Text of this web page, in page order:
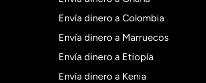
Envía dinero a Colombia
Envía dinero a Marruecos
Envía dinero a Etiopía
Envía dinero a Kenia